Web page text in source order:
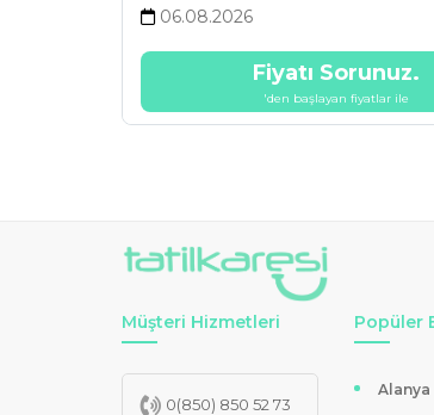
06.08.2026
Fiyatı Sorunuz.
'den başlayan fiyatlar ile
Müşteri Hizmetleri
0(850) 850 52 73
Popüler
Alanya